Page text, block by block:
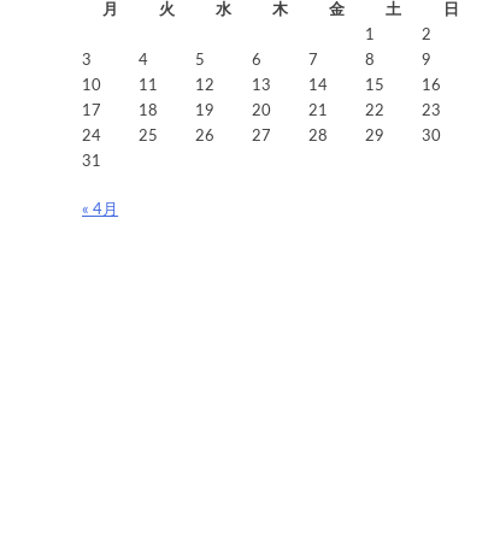
月
火 水 木 金 土
日
1
2
3
4 5 6 7 8
9
10
11 12 13 14 15
16
17
18 19 20 21 22
23
24
25 26 27 28 29
30
31
« 4月